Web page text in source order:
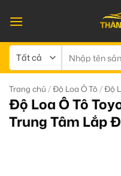
qua
dung
kiếm:
Trang chủ /Độ Loa Ô Tô /Độ
Độ Loa Ô Tô
Trung Tâm Lắp